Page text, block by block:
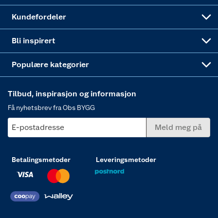
Kundefordeler
Bli inspirert
Populære kategorier
Tilbud, inspirasjon og informasjon
Få nyhetsbrev fra Obs BYGG
E-postadresse Meld meg på
Betalingsmetoder Leveringsmetoder